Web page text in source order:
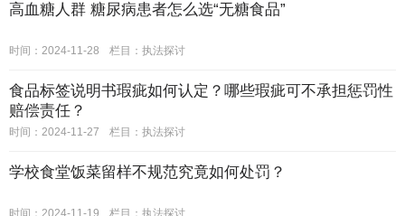
高血糖人群 糖尿病患者怎么选“无糖食品”
时间：2024-11-28 栏目： 执法探讨
食品标签说明书瑕疵如何认定？哪些瑕疵可不承担惩罚性
赔偿责任？
时间：2024-11-27 栏目： 执法探讨
学校食堂饭菜留样不规范究竟如何处罚？
时间：2024-11-19 栏目： 执法探讨